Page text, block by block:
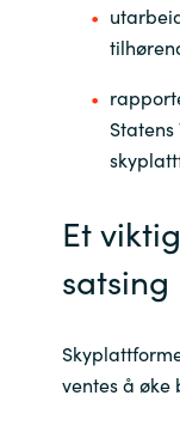
Et
satsing
ventes å øke